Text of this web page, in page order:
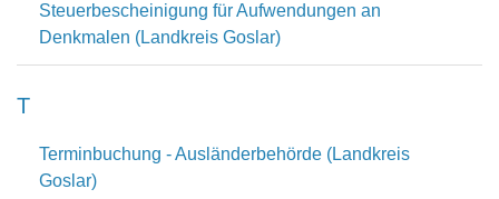
Steuerbescheinigung für Aufwendungen an
Denkmalen (Landkreis Goslar)
T
Terminbuchung - Ausländerbehörde (Landkreis
Goslar)